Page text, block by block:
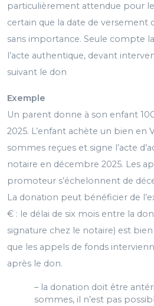
particulièrement attendue pour
certain que la date de versement
sans importance. Seule compte
l’acte authentique, devant
suivant le don
Exemple
Un parent donne à son enfant
2025. L’enfant achète un bien en
sommes reçues et signe l’acte
notaire en décembre 2025. Les
promoteur s’échelonnent de
La donation peut bénéficier de
€ : le délai de six mois entre la
signature chez le notaire) est
que les appels de fonds
après le don.
– la donation doit être
sommes, il n’est pas